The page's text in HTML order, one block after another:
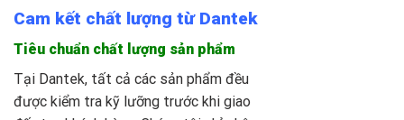
Cam kết chất lượng từ Dantek
Tiêu chuẩn chất lượng sản phẩm
Tại Dantek, tất cả các sản phẩm đều
được kiểm tra kỹ lưỡng trước khi giao